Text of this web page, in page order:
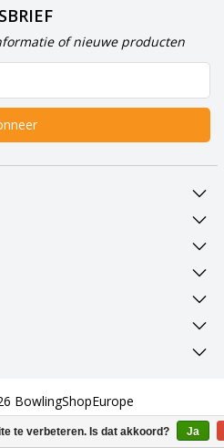
of nieuwe producten
BowlingShopEurope
te verbeteren. Is dat akkoord? Ja